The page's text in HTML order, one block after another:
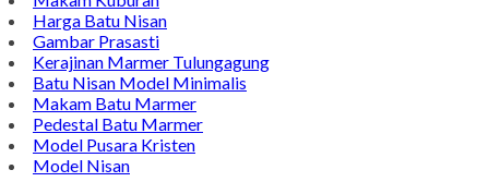
Harga Batu Nisan
Gambar Prasasti
Kerajinan Marmer Tulungagung
Batu Nisan Model Minimalis
Makam Batu Marmer
Pedestal Batu Marmer
Model Pusara Kristen
Model Nisan